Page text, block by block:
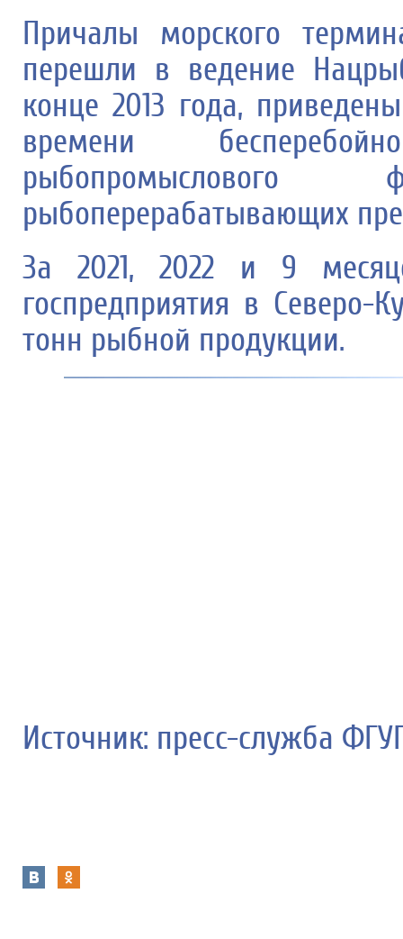
Причалы морского
перешли в ведение
конце 2013 года,
времени
рыбоперерабатывающих
За 2021, 2022 и 9
госпредприятия в Северо-
тонн рыбной продукции.
Источник: пресс-служба